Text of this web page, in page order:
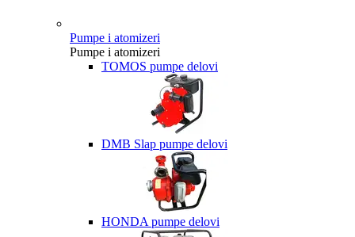
Pumpe i atomizeri
Pumpe i atomizeri
TOMOS pumpe delovi
DMB Slap pumpe delovi
HONDA pumpe delovi